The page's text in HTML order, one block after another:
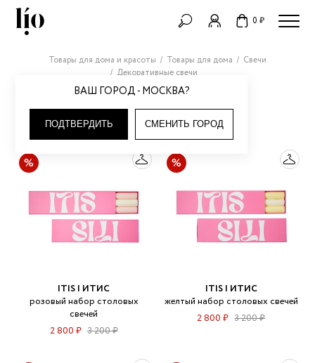
0 ₽
ВАШ ГОРОД - МОСКВА?
ПОДТВЕРДИТЬ СМЕНИТЬ ГОРОД
Товары для дома и красоты Товары для дома
Свечи
Декоративные свечи
ДЕКОРАТИВНЫЕ СВЕЧИ
ITIS | ИТИС
розовый набор столовых
свечей
2 800 ₽ 3 200 ₽
ITIS | ИТИС
желтый набор столовых свечей
2 800 ₽ 3 200 ₽